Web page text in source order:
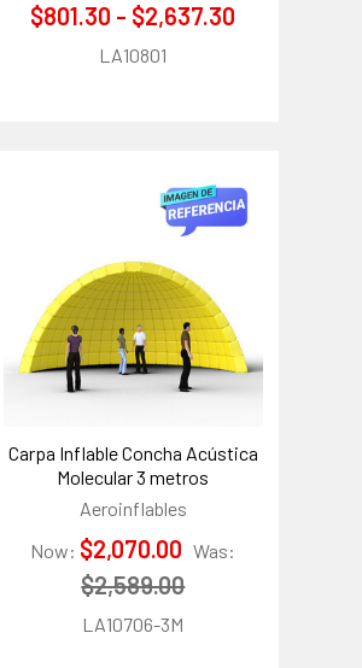
$801.30 - $2,637.30
LA10801
Carpa Inflable Concha Acústica
Molecular 3 metros
Aeroinflables
Now: $2,070.00 Was:
$2,589.00
LA10706-3M